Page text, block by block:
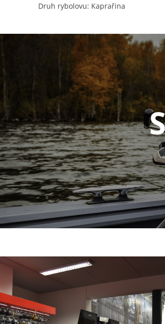
Druh rybolovu Kaprařina